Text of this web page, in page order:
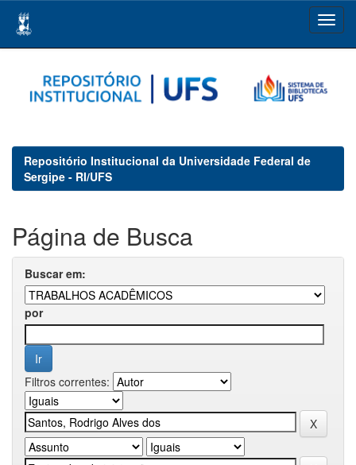
navigation
Repositório Institucional da Universidade Federal de
Sergipe - RI/UFS
Página de Busca
Buscar em:
por
Filtros correntes: